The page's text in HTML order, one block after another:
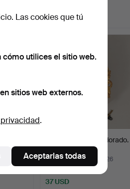
359 USD
…
RELOJ DE PARED dorado.
Subastado 25 may 2026
37 USD
Las cookies que tú
cómo utilices el sitio web.
sitios web externos.
.
Aceptarlas todas